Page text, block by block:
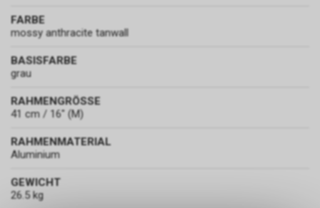
FARBE
mossy anthracite tanwall
BASISFARBE
grau
RAHMENGRÖSSE
41 cm / 16" (M)
RAHMENMATERIAL
Aluminium
GEWICHT
26.5 kg